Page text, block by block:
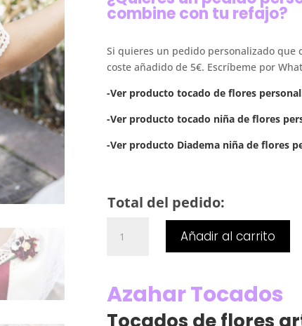
combine con tu refajo?
Si quieres un pedido personalizado que
coste añadido de 5€. Escríbeme por
-Ver producto tocado de flores
-Ver producto tocado niña de flores
-Ver producto Diadema niña de flores
Total del pedido:
flores
Añadir al carrito
Azahar Tocados
Tocados de flores